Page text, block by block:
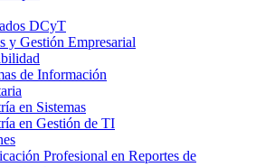
DCyT
y Gestión Empresarial
de Información
en Sistemas
en Gestión de TI
Profesional en Reportes de